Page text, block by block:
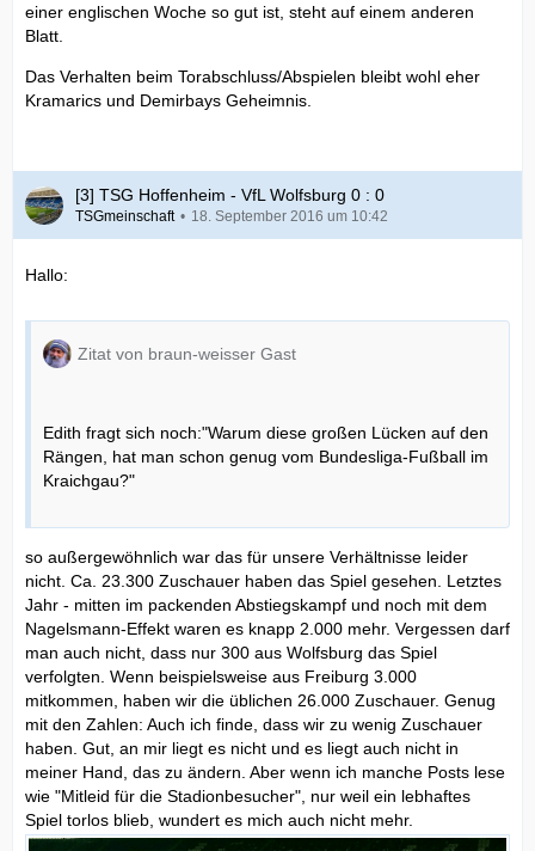
einer englischen Woche so gut ist, steht auf einem anderen
Blatt.
Das Verhalten beim Torabschluss/Abspielen bleibt wohl eher
Kramarics und Demirbays Geheimnis.
[3] TSG Hoffenheim - VfL Wolfsburg 0 : 0
TSGmeinschaft 18. September 2016 um 10:42
Hallo:
Zitat von braun-weisser Gast
Edith fragt sich noch:"Warum diese großen Lücken auf den
Rängen, hat man schon genug vom Bundesliga-Fußball im
Kraichgau?"
so außergewöhnlich war das für unsere Verhältnisse leider
nicht. Ca. 23.300 Zuschauer haben das Spiel gesehen. Letztes
Jahr - mitten im packenden Abstiegskampf und noch mit dem
Nagelsmann-Effekt waren es knapp 2.000 mehr. Vergessen darf
man auch nicht, dass nur 300 aus Wolfsburg das Spiel
verfolgten. Wenn beispielsweise aus Freiburg 3.000
mitkommen, haben wir die üblichen 26.000 Zuschauer. Genug
mit den Zahlen: Auch ich finde, dass wir zu wenig Zuschauer
haben. Gut, an mir liegt es nicht und es liegt auch nicht in
meiner Hand, das zu ändern. Aber wenn ich manche Posts lese
wie "Mitleid für die Stadionbesucher", nur weil ein lebhaftes
Spiel torlos blieb, wundert es mich auch nicht mehr.